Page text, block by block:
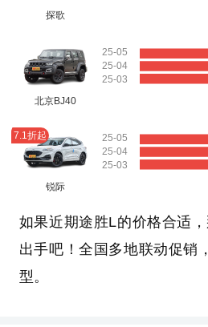
探歌
北京BJ40
25-05
25-04
25-03
7.1折起
锐际
25-05
25-04
25-03
如果近期途胜L的价格合适
出手吧！全国多地联动促销
型。